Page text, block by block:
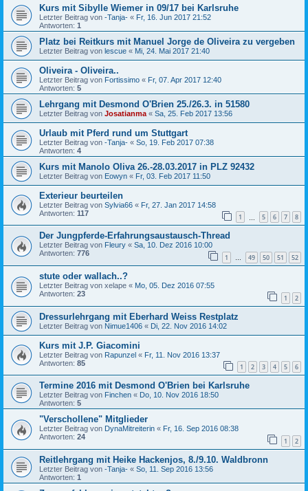
Kurs mit Sibylle Wiemer in 09/17 bei Karlsruhe
Letzter Beitrag von -Tanja- « Fr, 16. Jun 2017 21:52
Antworten: 1
Platz bei Reitkurs mit Manuel Jorge de Oliveira zu vergeben
Letzter Beitrag von lescue « Mi, 24. Mai 2017 21:40
Oliveira - Oliveira..
Letzter Beitrag von Fortissimo « Fr, 07. Apr 2017 12:40
Antworten: 5
Lehrgang mit Desmond O'Brien 25./26.3. in 51580
Letzter Beitrag von Josatianma « Sa, 25. Feb 2017 13:56
Urlaub mit Pferd rund um Stuttgart
Letzter Beitrag von -Tanja- « So, 19. Feb 2017 07:38
Antworten: 4
Kurs mit Manolo Oliva 26.-28.03.2017 in PLZ 92432
Letzter Beitrag von Eowyn « Fr, 03. Feb 2017 11:50
Exterieur beurteilen
Letzter Beitrag von Sylvia66 « Fr, 27. Jan 2017 14:58
Antworten: 117 1 5 6 7 8
Der Jungpferde-Erfahrungsaustausch-Thread
Letzter Beitrag von Fleury « Sa, 10. Dez 2016 10:00
Antworten: 776 1 … 49 50 51 52
stute oder wallach..?
Letzter Beitrag von xelape « Mo, 05. Dez 2016 07:55
Antworten: 23 1 2
Dressurlehrgang mit Eberhard Weiss Restplatz
Letzter Beitrag von Nimue1406 « Di, 22. Nov 2016 14:02
Kurs mit J.P. Giacomini
Letzter Beitrag von Rapunzel « Fr, 11. Nov 2016 13:37
Antworten: 85 1 2 3 4 5 6
Termine 2016 mit Desmond O'Brien bei Karlsruhe
Letzter Beitrag von Finchen « Do, 10. Nov 2016 18:50
Antworten: 5
"Verschollene" Mitglieder
Letzter Beitrag von DynaMitreiterin « Fr, 16. Sep 2016 08:38
Antworten: 24 1 2
Reitlehrgang mit Heike Hackenjos, 8./9.10. Waldbronn
Letzter Beitrag von -Tanja- « So, 11. Sep 2016 13:56
Antworten: 1